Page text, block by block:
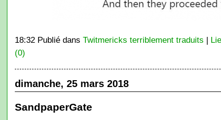
18:32 Publié dans Twitmericks terriblement traduits |
(0)
dimanche, 25 mars 2018
SandpaperGate